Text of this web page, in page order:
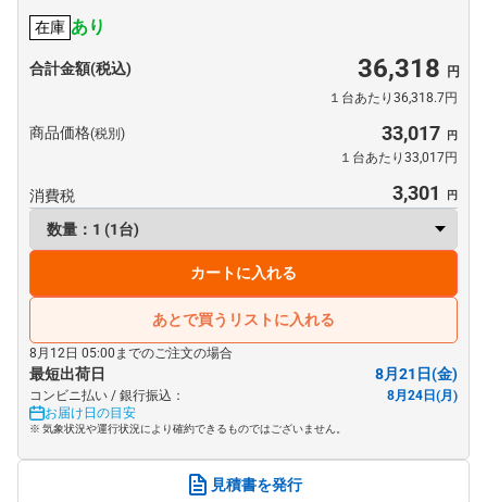
在庫 あり
合計金額(税込) 36,318
１台あたり36,318.7円
商品価格(税別) 33,017
１台あたり33,017円
消費税 3,301
カートに入れる
あとで買うリストに入れる
8月12日 05:00までのご注文の場合
最短出荷日 8月21日(金)
コンビニ払い / 銀行振込：
8月24日(月)
お届け日の目安
※ 気象状況や運行状況により確約できるものではございません。
見積書を発行